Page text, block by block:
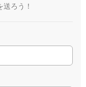
ろう！